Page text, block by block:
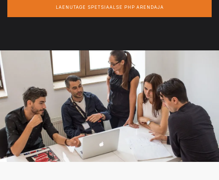
LAENUTAGE SPETSIAALSE PHP ARENDAJA